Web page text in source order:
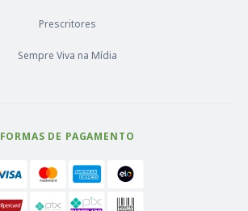
Prescritores
Sempre Viva na Mídia
FORMAS DE PAGAMENTO